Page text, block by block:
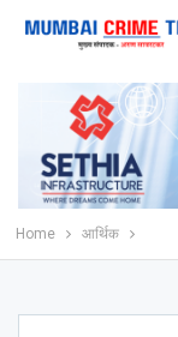
Home आर्थिक